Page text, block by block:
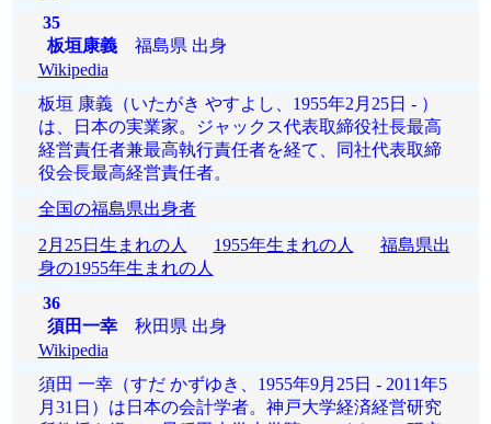
35
板垣康義福島県 出身
Wikipedia
板垣 康義（いたがき やすよし、1955年2月25日 - ）
は、日本の実業家。ジャックス代表取締役社長最高
経営責任者兼最高執行責任者を経て、同社代表取締
役会長最高経営責任者。
全国の福島県出身者
2月25日生まれの人
1955年生まれの人
福島県出
身の1955年生まれの人
36
須田一幸秋田県 出身
Wikipedia
須田 一幸（すだ かずゆき、1955年9月25日 - 2011年5
月31日）は日本の会計学者。神戸大学経済経営研究